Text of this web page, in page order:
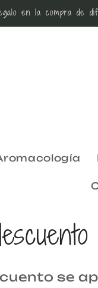
en la compra de
se